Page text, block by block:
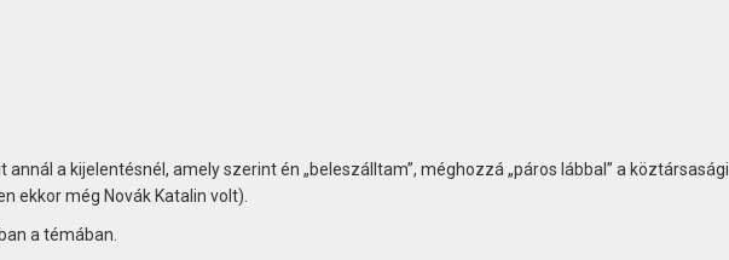
annál a kijelentésnél, amely szerint én „beleszálltam”, méghozzá „páros lábbal” a köztársasági
ekkor még Novák Katalin volt).
a témában.